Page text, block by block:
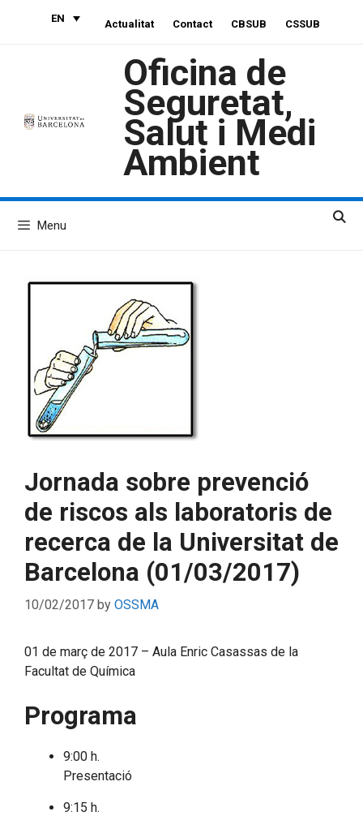
EN Actualitat Contact CBSUB CSSUB
Oficina de
Seguretat,
Salut i Medi
Ambient
Menu
Jornada sobre prevenció
de riscos als laboratoris de
recerca de la Universitat de
Barcelona (01/03/2017)
10/02/2017 by OSSMA
01 de març de 2017 – Aula Enric Casassas de la
Facultat de Química
Programa
9:00 h.
Presentació
9:15 h.